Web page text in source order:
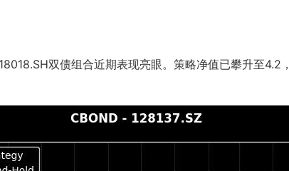
双债组合近期表现亮眼。策略净值已攀升至